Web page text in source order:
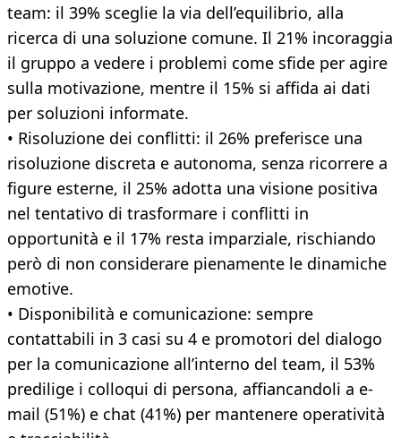
team: il 39% sceglie la via dell’equilibrio, alla
ricerca di una soluzione comune. Il 21% incoraggia
il gruppo a vedere i problemi come sfide per agire
sulla motivazione, mentre il 15% si affida ai dati
per soluzioni informate.
• Risoluzione dei conflitti: il 26% preferisce una
risoluzione discreta e autonoma, senza ricorrere a
figure esterne, il 25% adotta una visione positiva
nel tentativo di trasformare i conflitti in
opportunità e il 17% resta imparziale, rischiando
però di non considerare pienamente le dinamiche
emotive.
• Disponibilità e comunicazione: sempre
contattabili in 3 casi su 4 e promotori del dialogo
per la comunicazione all’interno del team, il 53%
predilige i colloqui di persona, affiancandoli a e-
mail (51%) e chat (41%) per mantenere operatività